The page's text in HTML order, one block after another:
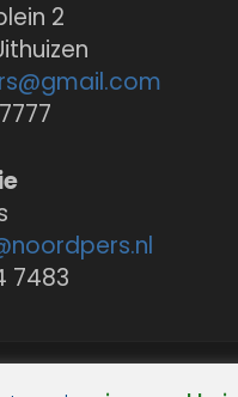
2
gmail.com
noordpers.nl
7483